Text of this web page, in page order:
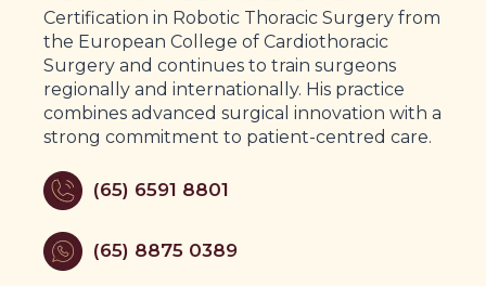
Certification in Robotic Thoracic Surgery from
the European College of Cardiothoracic
Surgery and continues to train surgeons
regionally and internationally. His practice
combines advanced surgical innovation with a
strong commitment to patient-centred care.
(65) 6591 8801
(65) 8875 0389